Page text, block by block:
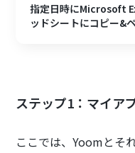
指定日時にMicrosoft
ッドシートにコピー&
ステップ1：マイア
ここでは、Yoomとそ